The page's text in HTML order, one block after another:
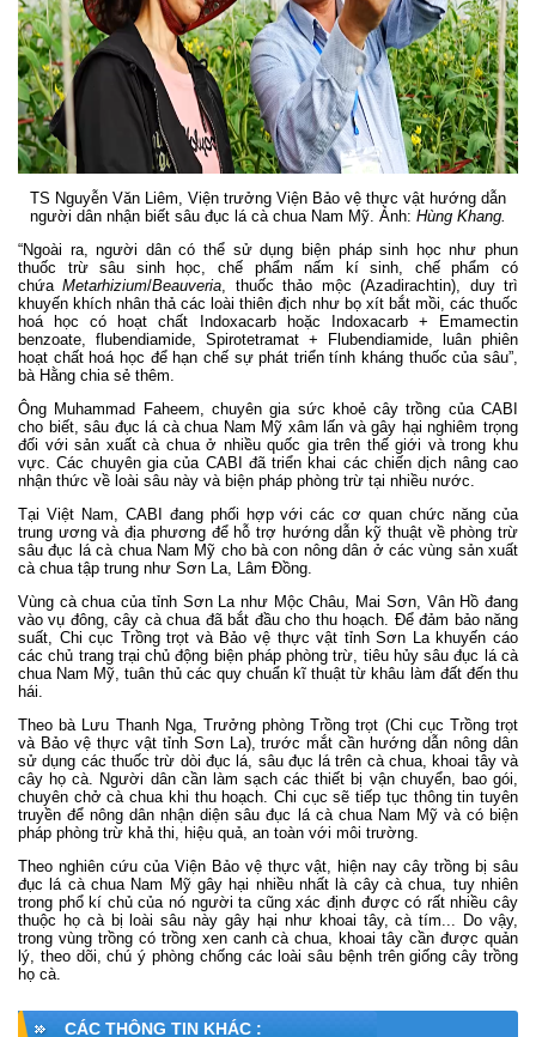
TS Nguyễn Văn Liêm, Viện trưởng Viện Bảo vệ thực vật hướng dẫn
người dân nhận biết sâu đục lá cà chua Nam Mỹ. Ảnh: Hùng Khang.
“Ngoài ra, người dân có thể sử dụng biện pháp sinh học như phun
thuốc trừ sâu sinh học, chế phẩm nấm kí sinh, chế phẩm có
chứaMetarhizium/Beauveria , thuốc thảo mộc (Azadirachtin), duy trì
khuyến khích nhân thả các loài thiên địch như bọ xít bắt mồi, các thuốc
hoá học có hoạt chất Indoxacarb hoặc Indoxacarb + Emamectin
benzoate, flubendiamide, Spirotetramat + Flubendiamide, luân phiên
hoạt chất hoá học để hạn chế sự phát triển tính kháng thuốc của sâu”,
bà Hằng chia sẻ thêm.
Ông Muhammad Faheem, chuyên gia sức khoẻ cây trồng của CABI
cho biết, sâu đục lá cà chua Nam Mỹ xâm lấn và gây hại nghiêm trọng
đối với sản xuất cà chua ở nhiều quốc gia trên thế giới và trong khu
vực. Các chuyên gia của CABI đã triển khai các chiến dịch nâng cao
nhận thức về loài sâu này và biện pháp phòng trừ tại nhiều nước.
Tại Việt Nam, CABI đang phối hợp với các cơ quan chức năng của
trung ương và địa phương để hỗ trợ hướng dẫn kỹ thuật về phòng trừ
sâu đục lá cà chua Nam Mỹ cho bà con nông dân ở các vùng sản xuất
cà chua tập trung như Sơn La, Lâm Đồng.
Vùng cà chua của tỉnh Sơn La như Mộc Châu, Mai Sơn, Vân Hồ đang
vào vụ đông, cây cà chua đã bắt đầu cho thu hoạch. Để đảm bảo năng
suất, Chi cục Trồng trọt và Bảo vệ thực vật tỉnh Sơn La khuyến cáo
các chủ trang trại chủ động biện pháp phòng trừ, tiêu hủy sâu đục lá cà
chua Nam Mỹ, tuân thủ các quy chuẩn kĩ thuật từ khâu làm đất đến thu
hái.
Theo bà Lưu Thanh Nga, Trưởng phòng Trồng trọt (Chi cục Trồng trọt
và Bảo vệ thực vật tỉnh Sơn La), trước mắt cần hướng dẫn nông dân
sử dụng các thuốc trừ dòi đục lá, sâu đục lá trên cà chua, khoai tây và
cây họ cà. Người dân cần làm sạch các thiết bị vận chuyển, bao gói,
chuyên chở cà chua khi thu hoạch. Chi cục sẽ tiếp tục thông tin tuyên
truyền để nông dân nhận diện sâu đục lá cà chua Nam Mỹ và có biện
pháp phòng trừ khả thi, hiệu quả, an toàn với môi trường.
Theo nghiên cứu của Viện Bảo vệ thực vật, hiện nay cây trồng bị sâu
đục lá cà chua Nam Mỹ gây hại nhiều nhất là cây cà chua, tuy nhiên
trong phổ kí chủ của nó người ta cũng xác định được có rất nhiều cây
thuộc họ cà bị loài sâu này gây hại như khoai tây, cà tím... Do vậy,
trong vùng trồng có trồng xen canh cà chua, khoai tây cần được quản
lý, theo dõi, chú ý phòng chống các loài sâu bệnh trên giống cây trồng
họ cà.
CÁC THÔNG TIN KHÁC :